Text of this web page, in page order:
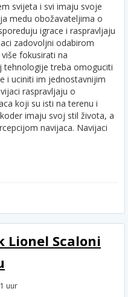
svijeta i svi imaju svoje
medu obožavateljima o
igrace i raspravljaju
zadovoljni odabirom
fokusirati na
tehnologije treba omoguciti
i uciniti im jednostavnijim
raspravljaju o
koji su isti na terenu i
imaju svoj stil života, a
navijaca. Navijaci
Scaloni
uur